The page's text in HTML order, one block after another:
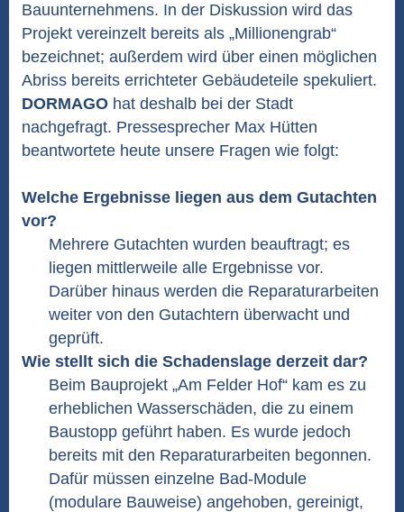
Bauunternehmens. In der Diskussion wird das
Projekt vereinzelt bereits als „Millionengrab“
bezeichnet; außerdem wird über einen möglichen
Abriss bereits errichteter Gebäudeteile spekuliert.
DORMAGO hat deshalb bei der Stadt
nachgefragt. Pressesprecher Max Hütten
beantwortete heute unsere Fragen wie folgt:
Welche Ergebnisse liegen aus dem Gutachten
vor?
Mehrere Gutachten wurden beauftragt; es
liegen mittlerweile alle Ergebnisse vor.
Darüber hinaus werden die Reparaturarbeiten
weiter von den Gutachtern überwacht und
geprüft.
Wie stellt sich die Schadenslage derzeit dar?
Beim Bauprojekt „Am Felder Hof“ kam es zu
erheblichen Wasserschäden, die zu einem
Baustopp geführt haben. Es wurde jedoch
bereits mit den Reparaturarbeiten begonnen.
Dafür müssen einzelne Bad-Module
(modulare Bauweise) angehoben, gereinigt,